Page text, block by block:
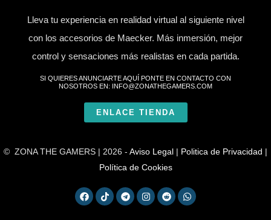
Lleva tu experiencia en realidad virtual al siguiente nivel
con los accesorios de Maecker. Más inmersión, mejor
control y sensaciones más realistas en cada partida.
SI QUIERES ANUNCIARTE AQUÍ PONTE EN CONTACTO CON
NOSOTROS EN: INFO@ZONATHEGAMERS.COM
ENLACE TIENDA
© ZONA THE GAMERS | 2026 - Aviso Legal | Politica de Privacidad |
Política de Cookies
F
a
T
i
T
e
I
n
R
e
W
h